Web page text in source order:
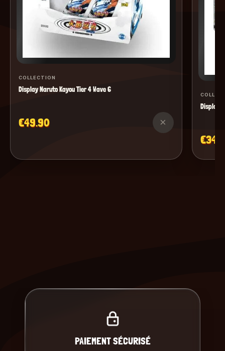
COLLECTION
Display Naruto Kayou Tier 4 Wave 6
€49.90 ×
Display
PAIEMENT SÉCURISÉ